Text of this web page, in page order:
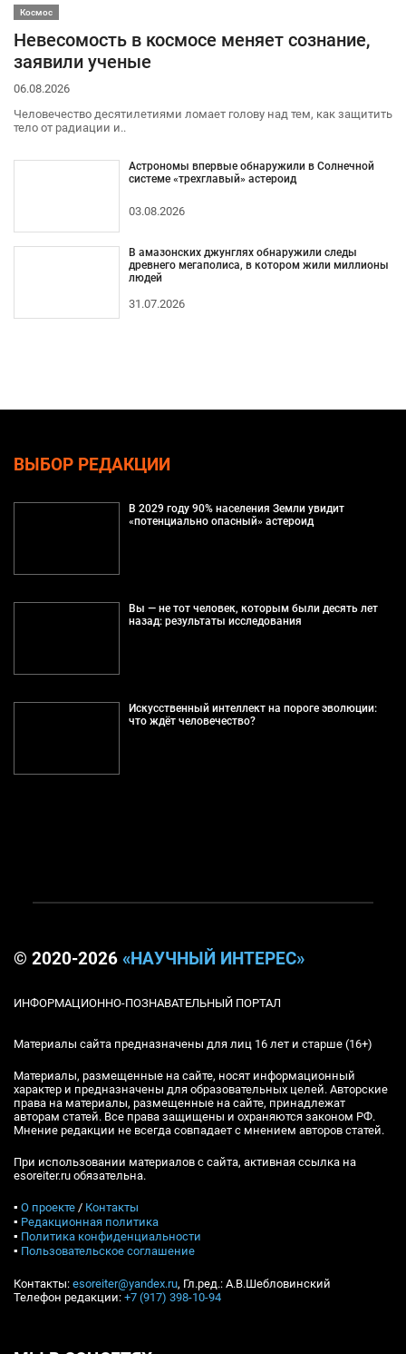
Космос
Невесомость в космосе меняет сознание,
заявили ученые
06.08.2026
Человечество десятилетиями ломает голову над тем, как защитить
тело от радиации и..
Астрономы впервые обнаружили в Солнечной
системе «трехглавый» астероид
03.08.2026
В амазонских джунглях обнаружили следы
древнего мегаполиса, в котором жили миллионы
людей
31.07.2026
ВЫБОР РЕДАКЦИИ
В 2029 году 90% населения Земли увидит
«потенциально опасный» астероид
Вы — не тот человек, которым были десять лет
назад: результаты исследования
Искусственный интеллект на пороге эволюции:
что ждёт человечество?
© 2020-2026 «НАУЧНЫЙ ИНТЕРЕС»
ИНФОРМАЦИОННО-ПОЗНАВАТЕЛЬНЫЙ ПОРТАЛ
Материалы сайта предназначены для лиц 16 лет и старше (16+)
Материалы, размещенные на сайте, носят информационный
характер и предназначены для образовательных целей. Авторские
права на материалы, размещенные на сайте, принадлежат
авторам статей. Все права защищены и охраняются законом РФ.
Мнение редакции не всегда совпадает с мнением авторов статей.
При использовании материалов с сайта, активная ссылка на
esoreiter.ru обязательна.
▪ О проекте / Контакты
▪ Редакционная политика
▪ Политика конфиденциальности
▪ Пользовательское соглашение
Контакты: esoreiter@yandex.ru, Гл.ред.: А.В.Шебловинский
Телефон редакции: +7 (917) 398-10-94